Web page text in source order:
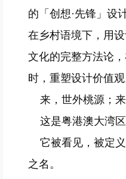
的「创想·先锋」设
在乡村语境下，用
文化的完整方法论
时，重塑设计价值观
来，世外桃源；来
这是粤港澳大湾区
它被看见，被定
之名。